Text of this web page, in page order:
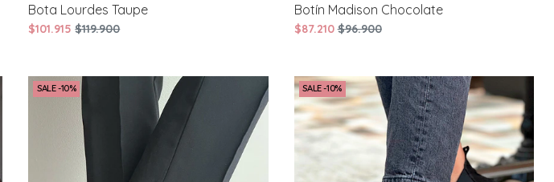
Bota Lourdes Taupe
$101.915 $119.900
Botín Madison Chocolate
$87.210 $96.900
SALE -10% SALE -10%